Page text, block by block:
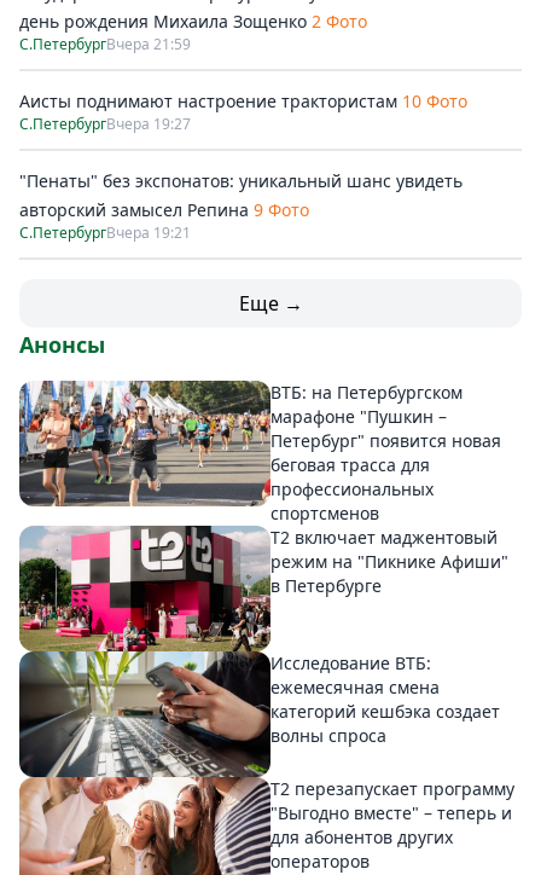
день рождения Михаила Зощенко 2 Фото
С.ПетербургВчера 21:59
Аисты поднимают настроение трактористам 10 Фото
С.ПетербургВчера 19:27
"Пенаты" без экспонатов: уникальный шанс увидеть
авторский замысел Репина 9 Фото
С.ПетербургВчера 19:21
Еще →
Анонсы
ВТБ: на Петербургском
марафоне "Пушкин –
Петербург" появится новая
беговая трасса для
профессиональных
спортсменов
Т2 включает маджентовый
режим на "Пикнике Афиши"
в Петербурге
Исследование ВТБ:
ежемесячная смена
категорий кешбэка создает
волны спроса
Т2 перезапускает программу
"Выгодно вместе" – теперь и
для абонентов других
операторов